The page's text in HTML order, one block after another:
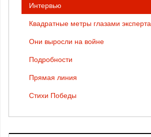
Интервью
Квадратные метры глазами эксперта
Они выросли на войне
Подробности
Прямая линия
Стихи Победы